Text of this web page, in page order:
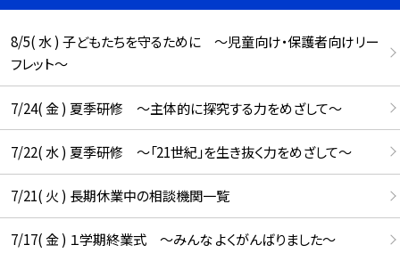
8/5( 水 ) 子どもたちを守るために ～児童向け・保護者向けリー
フレット～
7/24( 金 ) 夏季研修 ～主体的に探究する力をめざして～
7/22( 水 ) 夏季研修 ～「21世紀」を生き抜く力をめざして～
7/21( 火 ) 長期休業中の相談機関一覧
7/17( 金 ) １学期終業式 ～みんな よくがんばりました～